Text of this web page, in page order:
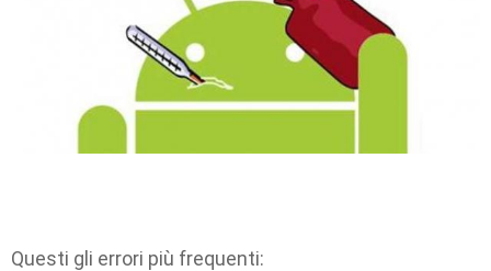
Questi gli errori più frequenti: